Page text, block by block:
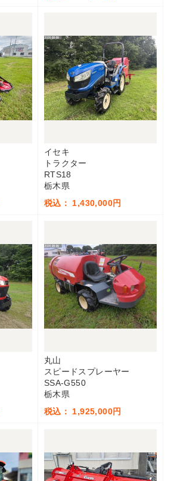
イセキ
トラクター
RTS18
栃木県
税込： 1,430,000円
丸山
スピードスプレーヤー
SSA-G550
栃木県
税込： 1,925,000円